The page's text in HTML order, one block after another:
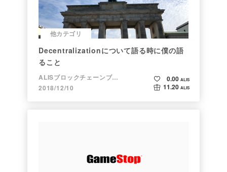
他カテゴリ
Decentralizationについて語る時に僕の語
ること
ALISブロックチェーンブログ
2018/12/10
0.00 ALIS
11.20 ALIS